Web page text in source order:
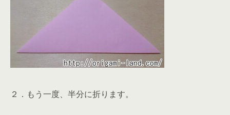
２．もう一度、半分に折ります。